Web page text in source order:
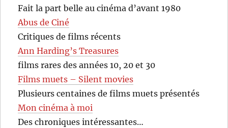
Fait la part belle au cinéma d’avant 1980
Abus de Ciné
Critiques de films récents
Ann Harding’s Treasures
films rares des années 10, 20 et 30
Films muets – Silent movies
Plusieurs centaines de films muets présentés
Mon cinéma à moi
Des chroniques intéressantes…